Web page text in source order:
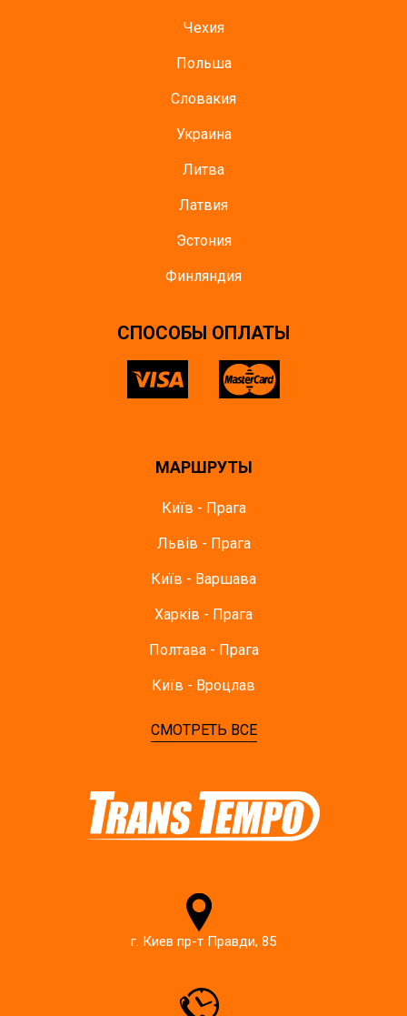
Чехия
Польша
Словакия
Украина
Литва
Латвия
Эстония
Финляндия
CПОСОБЫ ОПЛАТЫ
МАРШРУТЫ
Київ - Прага
Львів - Прага
Київ - Варшава
Харків - Прага
Полтава - Прага
Київ - Вроцлав
СМОТРЕТЬ ВСЕ
г. Киев пр-т Правди, 85